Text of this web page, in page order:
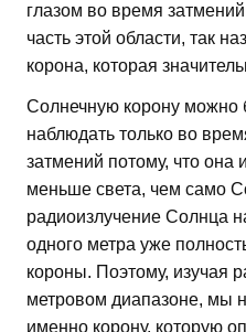
глазом во время
часть этой области, так
корона, которая
Солнечную корону можно
наблюдать только во
затмений потому, что она
меньше света, чем само
радиоизлучение Солнца
одного метра уже
короны. Поэтому, изучая
метровом диапазоне, мы
именно корону, которую